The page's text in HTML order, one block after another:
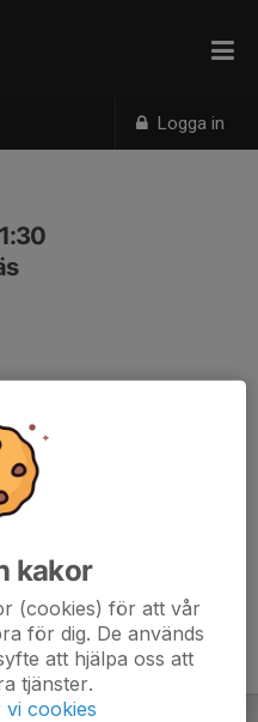
Logga in
kakor
(cookies) för att vår
för dig. De används
att hjälpa oss att
tjänster.
vi cookies